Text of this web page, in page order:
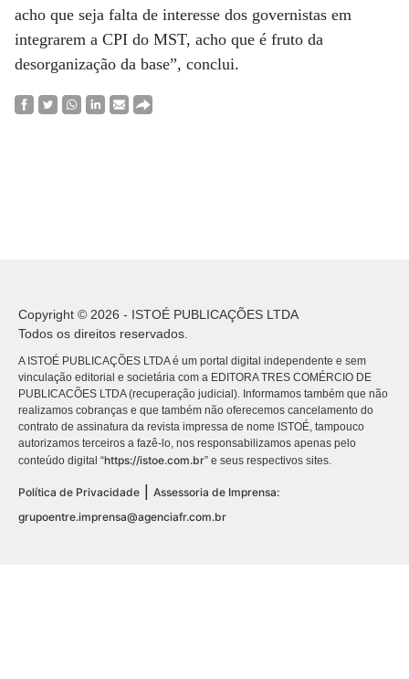
acho que seja falta de interesse dos governistas em
integrarem a CPI do MST, acho que é fruto da
desorganização da base”, conclui.
Copyright © 2026 - ISTOÉ PUBLICAÇÕES LTDA
Todos os direitos reservados.
A ISTOÉ PUBLICAÇÕES LTDA é um portal digital independente e sem
vinculação editorial e societária com a EDITORA TRES COMÉRCIO DE
PUBLICACÕES LTDA (recuperação judicial). Informamos também que não
realizamos cobranças e que também não oferecemos cancelamento do
contrato de assinatura da revista impressa de nome ISTOÉ, tampouco
autorizamos terceiros a fazê-lo, nos responsabilizamos apenas pelo
conteúdo digital “https://istoe.com.br” e seus respectivos sites.
Política de Privacidade
Assessoria de Imprensa:
grupoentre.imprensa@agenciafr.com.br